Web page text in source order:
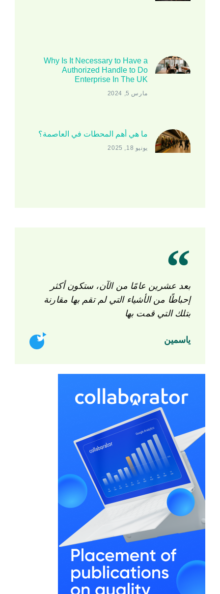
Why Is It Necessary to Have a
Authorized Handle to Do
Enterprise In The UK
مارس 5, 2024
ما هي أهم المحطات في العاصمة؟
يونيو 18, 2025
بعد عشرين عامًا من الآن، ستكون أكثر
إحباطًا من الأشياء التي لم تقم بها مقارنة
بتلك التي قمت بها
ياسمين